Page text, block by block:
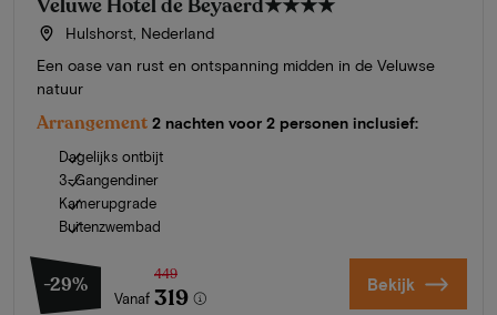
Veluwe Hotel de Beyaerd★★★★
Hulshorst, Nederland
Een oase van rust en ontspanning midden in de Veluwse
natuur
Arrangement 2 nachten voor 2 personen inclusief:
Dagelijks ontbijt
3-Gangendiner
Kamerupgrade
Buitenzwembad
-29%
Vanaf
449
319 Bekijk